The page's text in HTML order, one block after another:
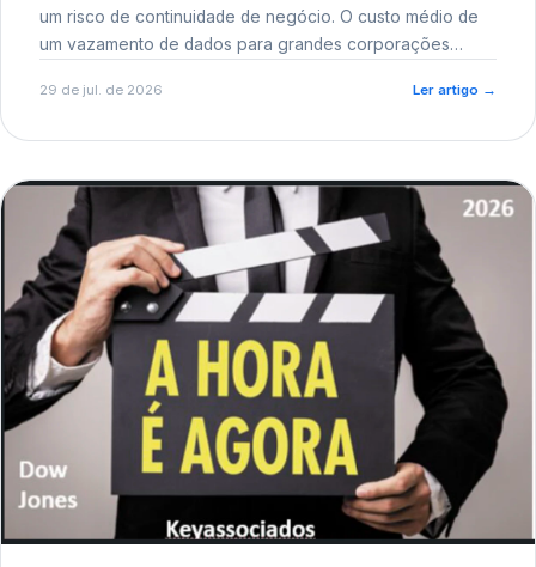
um risco de continuidade de negócio. O custo médio de
um vazamento de dados para grandes corporações
reputacional e o risco regulatório junto a órgãos como a
29 de jul. de 2026 Ler artigo →